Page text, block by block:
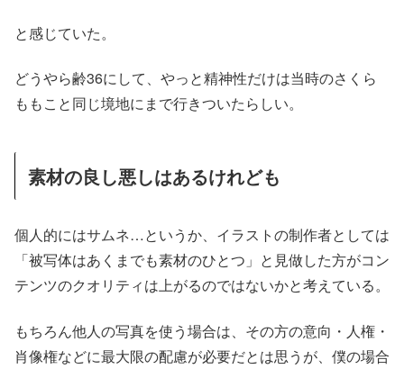
と感じていた。
どうやら齢36にして、やっと精神性だけは当時のさくら
ももこと同じ境地にまで行きついたらしい。
素材の良し悪しはあるけれども
個人的にはサムネ…というか、イラストの制作者としては
「被写体はあくまでも素材のひとつ」と見做した方がコン
テンツのクオリティは上がるのではないかと考えている。
もちろん他人の写真を使う場合は、その方の意向・人権・
肖像権などに最大限の配慮が必要だとは思うが、僕の場合